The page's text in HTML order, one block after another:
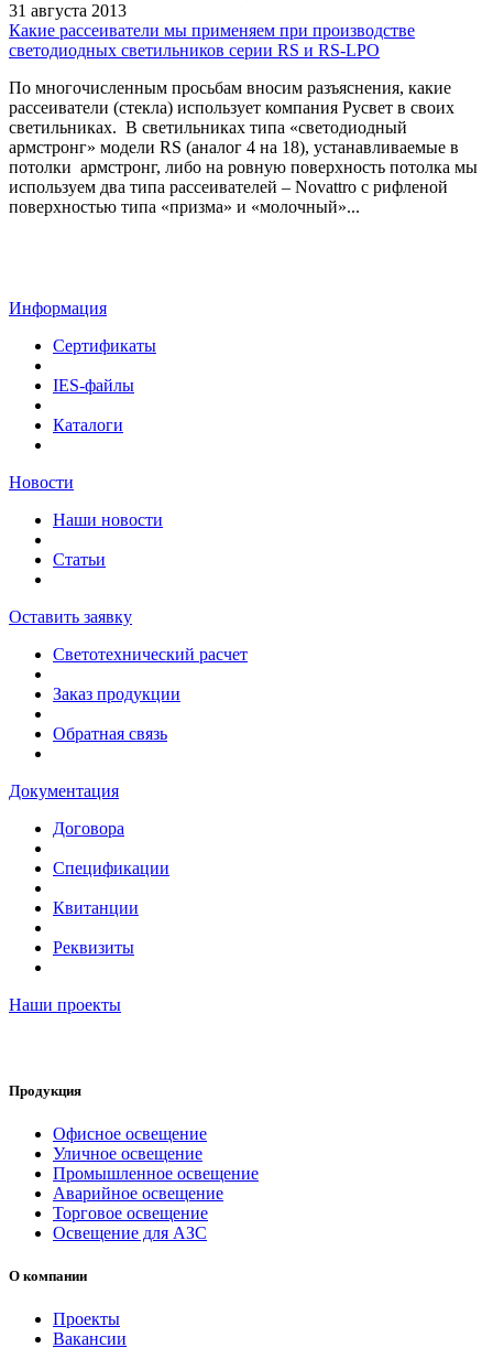
31 августа 2013
Какие рассеиватели мы применяем при производстве
светодиодных светильников серии RS и RS-LPO
По многочисленным просьбам вносим разъяснения, какие
рассеиватели (стекла) использует компания Русвет в своих
светильниках. В светильниках типа «светодиодный
армстронг» модели RS (аналог 4 на 18), устанавливаемые в
потолки армстронг, либо на ровную поверхность потолка мы
используем два типа рассеивателей – Novattro с рифленой
поверхностью типа «призма» и «молочный»...
Информация
Сертификаты
IES-файлы
Каталоги
Новости
Наши новости
Статьи
Оставить заявку
Светотехнический расчет
Заказ продукции
Обратная связь
Документация
Договора
Спецификации
Квитанции
Реквизиты
Наши проекты
Продукция
Офисное освещение
Уличное освещение
Промышленное освещение
Аварийное освещение
Торговое освещение
Освещение для АЗС
О компании
Проекты
Вакансии